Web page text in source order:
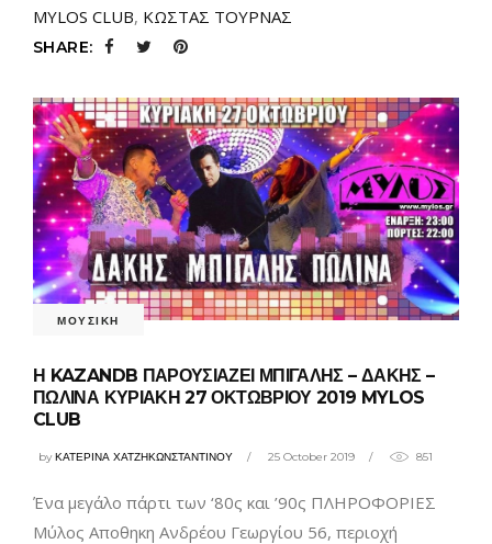
MYLOS CLUB, ΚΩΣΤΑΣ ΤΟΥΡΝΑΣ
SHARE:
ΜΟΥΣΙΚΗ
Η KAZANDB ΠΑΡΟΥΣΙΑΖΕΙ ΜΠΙΓΑΛΗΣ – ΔΑΚΗΣ –
ΠΩΛΙΝΑ ΚΥΡΙΑΚΗ 27 ΟΚΤΩΒΡΙΟΥ 2019 MYLOS
CLUB
byΚΑΤΕΡΙΝΑ ΧΑΤΖΗΚΩΝΣΤΑΝΤΙΝΟΥ 25 October 2019 851
Ένα μεγάλο πάρτι των ‘80ς και ’90ς ΠΛΗΡΟΦΟΡΙΕΣ
Μύλος Αποθηκη Ανδρέου Γεωργίου 56, περιοχή